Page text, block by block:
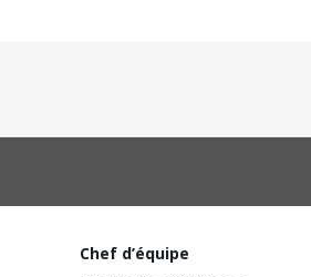
Chef d’équipe